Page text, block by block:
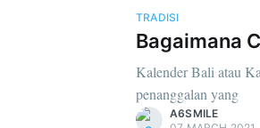
TRADISI
Bagaimana
Kalender Bali atau
penanggalan yang
A6SMILE